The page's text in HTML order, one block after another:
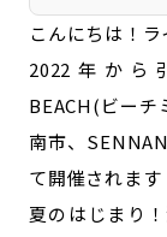
佐賀エリア
熊本エリア
宮崎エリア
沖縄エリア
カテゴ
こんにちは！
2022年から
BEACH(ビーチ
南市、
て開催されます
夏のはじまり